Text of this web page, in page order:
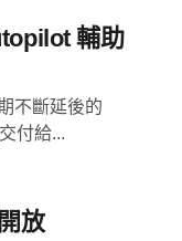
輔助
不斷延後的
付給...
放